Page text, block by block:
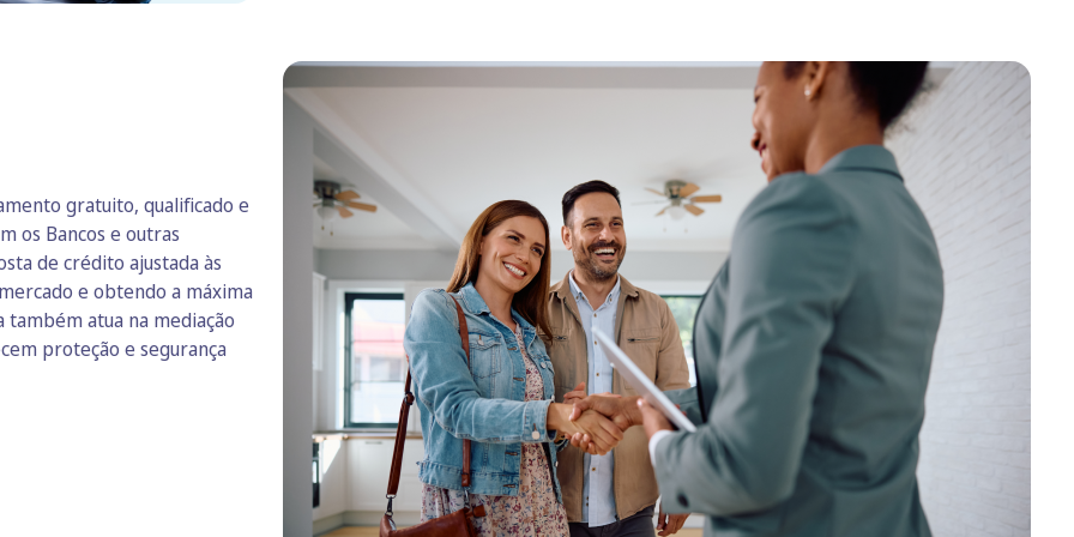
gratuito, qualificado e
os Bancos e outras
de crédito ajustada às
e obtendo a máxima
também atua na mediação
proteção e segurança